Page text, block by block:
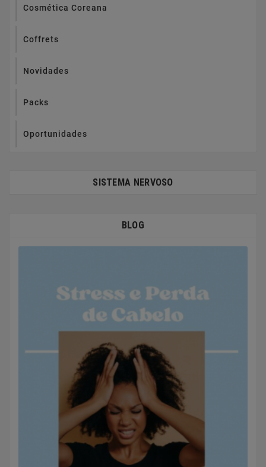
Cosmética Coreana
Coffrets
Novidades
Packs
Oportunidades
SISTEMA NERVOSO
BLOG